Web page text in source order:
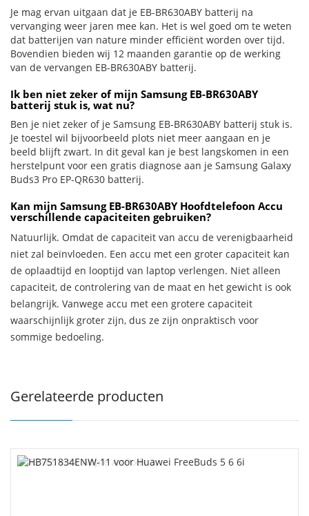
Je mag ervan uitgaan dat je EB-BR630ABY batterij na
vervanging weer jaren mee kan. Het is wel goed om te weten
dat batterijen van nature minder efficiënt worden over tijd.
Bovendien bieden wij 12 maanden garantie op de werking
van de vervangen EB-BR630ABY batterij.
Ik ben niet zeker of mijn Samsung EB-BR630ABY
batterij stuk is, wat nu?
Ben je niet zeker of je Samsung EB-BR630ABY batterij stuk is.
Je toestel wil bijvoorbeeld plots niet meer aangaan en je
beeld blijft zwart. In dit geval kan je best langskomen in een
herstelpunt voor een gratis diagnose aan je Samsung Galaxy
Buds3 Pro EP-QR630 batterij.
Kan mijn Samsung EB-BR630ABY Hoofdtelefoon Accu
verschillende capaciteiten gebruiken?
Natuurlijk. Omdat de capaciteit van accu de verenigbaarheid
niet zal beïnvloeden. Een accu met een groter capaciteit kan
de oplaadtijd en looptijd van laptop verlengen. Niet alleen
capaciteit, de controlering van de maat en het gewicht is ook
belangrijk. Vanwege accu met een grotere capaciteit
waarschijnlijk groter zijn, dus ze zijn onpraktisch voor
sommige bedoeling.
Gerelateerde producten